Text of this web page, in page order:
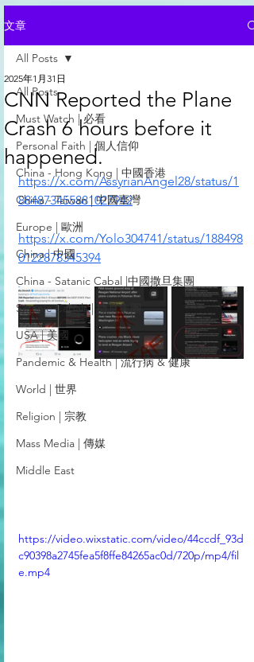
文章
All Posts
Must Watch | 必看
Personal Faith | 個人信仰
China - Hong Kong | 中國香港
China - Taiwan | 中國臺灣
Europe | 歐洲
China | 中國
China - Satanic Cabal |中國撒旦集團
Satanic Cabals | 撒旦集團
USA | 美國
Pandemic & Health | 流行病 & 健康
World | 世界
Religion | 宗教
Mass Media | 傳媒
Middle East
All Posts
CNN Reported the Plane
Crash 6 hours before it
happened.
2025年1月31日
https://x.com/AssyrianAngel28/status/1
884873455881027942
https://x.com/Yolo304741/status/188498
0122878345394
https://video.wixstatic.com/video/44ccdf_93d
c90398a2745fea5f8ffe84265ac0d/720p/mp4/fil
e.mp4